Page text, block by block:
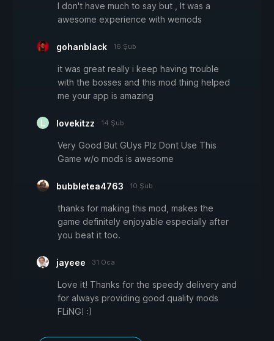
I don't have much to say but , It was a
awesome experience with wemods
gohanblack 16 Şub
it was great really i keep having trouble
with the bosses and this mod thing helped
me your app is amazing
lovekitzz 14 Şub
Very Good But GUys Plz Dont Use This
Game w/o mods is awesome
bubbletea4763 10 Şub
thanks for making this mod, makes the
game definitely enjoyable especially after
you beat it too.
jayeee 31 Oca
Love it! Thanks for the speedy delivery and
for always providing good quality mods
FLiNG! :)